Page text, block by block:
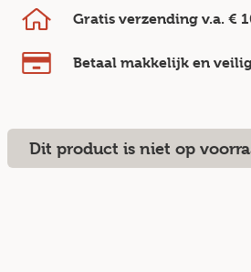
Gratis verzending v.a. €
Betaal makkelijk en
Dit product is niet op